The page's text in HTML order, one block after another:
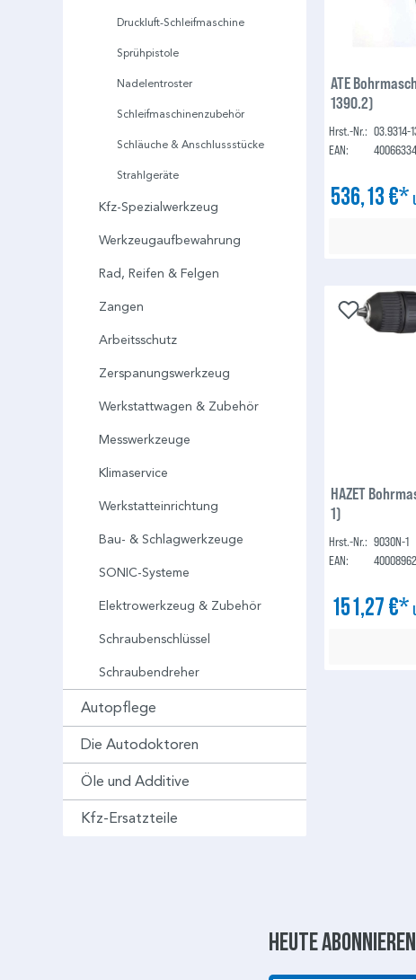
Druckluft-Schleifmaschine
Sprühpistole
Nadelentroster
Schleifmaschinenzubehör
Schläuche & Anschlussstücke
Strahlgeräte
Kfz-Spezialwerkzeug
Werkzeugaufbewahrung
Rad, Reifen & Felgen
Zangen
Arbeitsschutz
Zerspanungswerkzeug
Werkstattwagen & Zubehör
Messwerkzeuge
Klimaservice
Werkstatteinrichtung
Bau- & Schlagwerkzeuge
SONIC-Systeme
Elektrowerkzeug & Zubehör
Schraubenschlüssel
Schraubendreher
Autopflege
Die Autodoktoren
Öle und Additive
Kfz-Ersatzteile
ATE
1390.2)
Hrst.-Nr.: 03.9314-
EAN:
536,13 €*
HAZET
1)
Hrst.-Nr.: 9030N-1
EAN:
151,27 €*
Heute